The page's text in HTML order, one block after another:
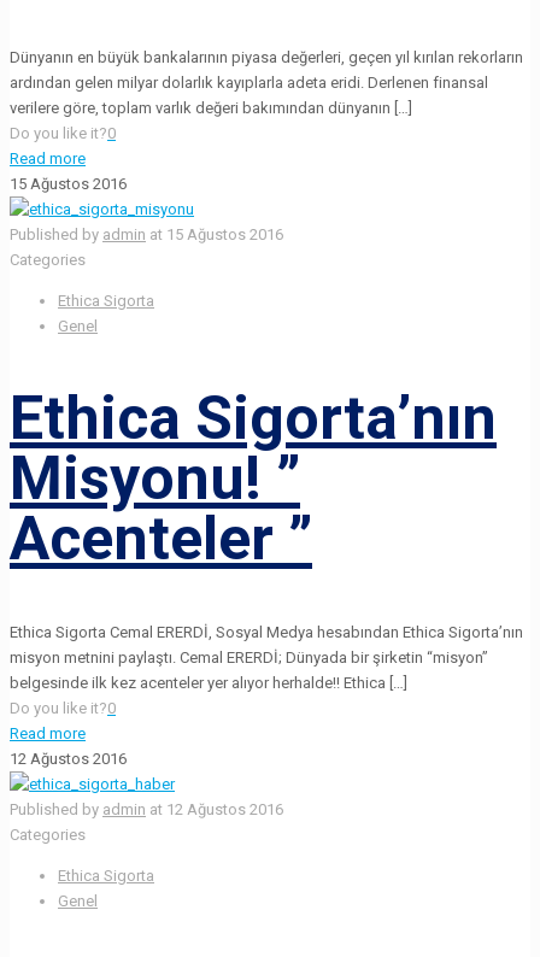
Dünyanın en büyük bankalarının piyasa değerleri, geçen yıl kırılan rekorların
ardından gelen milyar dolarlık kayıplarla adeta eridi. Derlenen finansal
verilere göre, toplam varlık değeri bakımından dünyanın […]
Do you like it?0
Read more
15 Ağustos 2016
Published by admin at 15 Ağustos 2016
Categories
Ethica Sigorta
Genel
Ethica Sigorta’nın
Misyonu! ”
Acenteler ”
Ethica Sigorta Cemal ERERDİ, Sosyal Medya hesabından Ethica Sigorta’nın
misyon metnini paylaştı. Cemal ERERDİ; Dünyada bir şirketin “misyon”
belgesinde ilk kez acenteler yer alıyor herhalde!! Ethica […]
Do you like it?0
Read more
12 Ağustos 2016
Published by admin at 12 Ağustos 2016
Categories
Ethica Sigorta
Genel